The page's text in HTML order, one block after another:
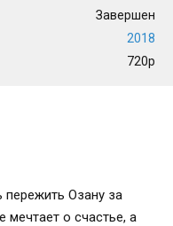
Завершен
2018
720p
Озану за
мечтает о счастье, а